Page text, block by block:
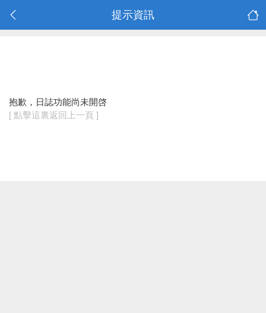
提示資訊
抱歉，日誌功能尚未開啓
[ 點擊這裏返回上一頁 ]